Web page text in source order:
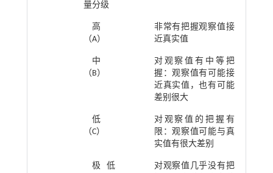
量分级
高
（A）
非常有把握观察值接
近真实值
中
（B）
对观察值有中等把
握：观察值有可能接
近真实值，也有可能
差别很大
低
（C）
对观察值的把握有
限：观察值可能与真
实值有很大差别
极低
对观察值几乎没有把